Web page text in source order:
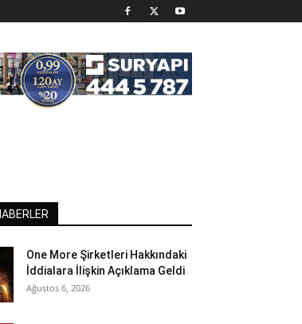
One More Şirketleri Hakkındaki
İddialara İlişkin Açıklama Geldi
Ağustos 6, 2026